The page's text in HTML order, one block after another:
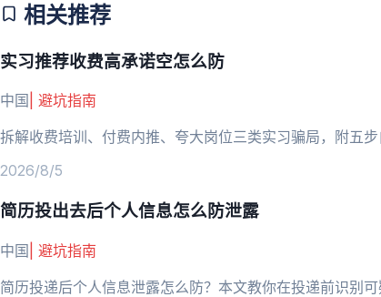
相关推荐
实习推荐收费高承诺空怎么防
中国 避坑指南
拆解收费培训、付费内推、夸大岗位三类实习骗局，附五
2026/8/5
简历投出去后个人信息怎么防泄露
中国 避坑指南
简历投递后个人信息泄露怎么防？本文教你在投递前识别